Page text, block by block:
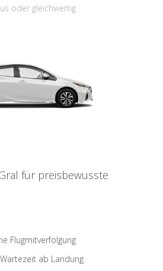
oder gleichwertig
für preisbewusste
Flugmitverfolgung
ab Landung